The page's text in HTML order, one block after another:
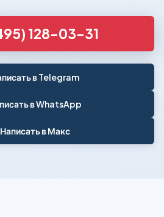
128-03-31
в Telegram
в WhatsApp
Написать в Макс